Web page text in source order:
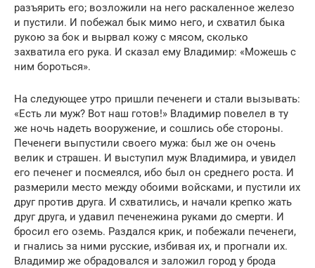
разъярить его; возложили на него раскаленное железо
и пустили. И побежал бык мимо него, и схватил быка
рукою за бок и вырвал кожу с мясом, сколько
захватила его рука. И сказал ему Владимир: «Можешь с
ним бороться».
На следующее утро пришли печенеги и стали вызывать:
«Есть ли муж? Вот наш готов!» Владимир повелел в ту
же ночь надеть вооружение, и сошлись обе стороны.
Печенеги выпустили своего мужа: был же он очень
велик и страшен. И выступил муж Владимира, и увидел
его печенег и посмеялся, ибо был он среднего роста. И
размерили место между обоими войсками, и пустили их
друг против друга. И схватились, и начали крепко жать
друг друга, и удавил печенежина руками до смерти. И
бросил его оземь. Раздался крик, и побежали печенеги,
и гнались за ними русские, избивая их, и прогнали их.
Владимир же обрадовался и заложил город у брода